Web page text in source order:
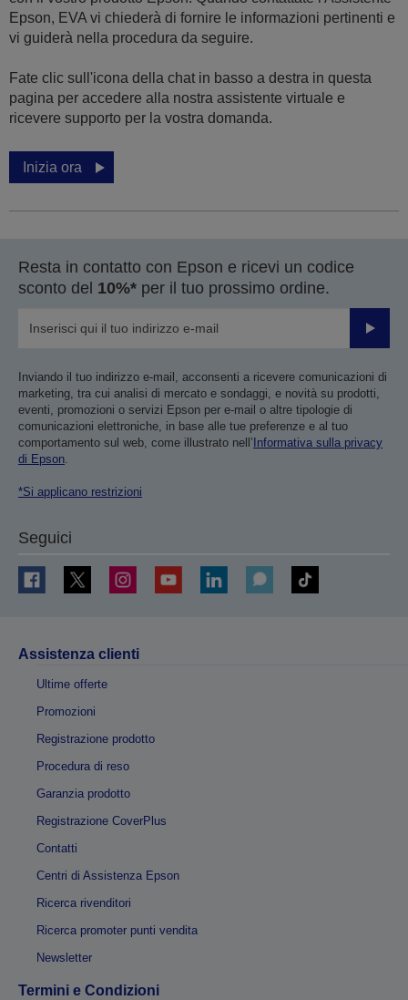
Epson, EVA vi chiederà di fornire le informazioni pertinenti e
vi guiderà nella procedura da seguire.
Fate clic sull'icona della chat in basso a destra in questa
pagina per accedere alla nostra assistente virtuale e
ricevere supporto per la vostra domanda.
Inizia ora
Resta in contatto con Epson e ricevi un codice
sconto del 10%* per il tuo prossimo ordine.
Invia
Inviando il tuo indirizzo e-mail, acconsenti a ricevere comunicazioni di
marketing, tra cui analisi di mercato e sondaggi, e novità su prodotti,
eventi, promozioni o servizi Epson per e-mail o altre tipologie di
comunicazioni elettroniche, in base alle tue preferenze e al tuo
comportamento sul web, come illustrato nell’ Informativa sulla privacy
di Epson.
*Si applicano restrizioni
Seguici
Assistenza clienti
Ultime offerte
Promozioni
Registrazione prodotto
Procedura di reso
Garanzia prodotto
Registrazione CoverPlus
Contatti
Centri di Assistenza Epson
Ricerca rivenditori
Ricerca promoter punti vendita
Newsletter
Termini e Condizioni